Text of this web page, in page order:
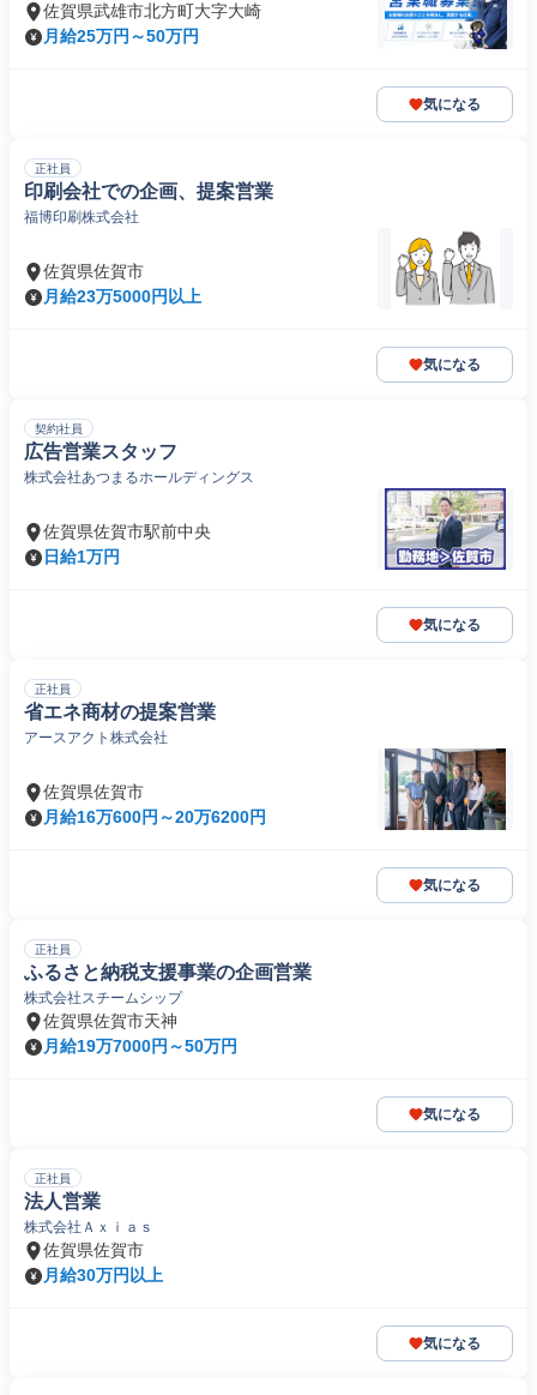
佐賀県武雄市北方町大字大崎
月給25万円～50万円
気になる
正社員
印刷会社での企画、提案営業
福博印刷株式会社
佐賀県佐賀市
月給23万5000円以上
気になる
契約社員
広告営業スタッフ
株式会社あつまるホールディングス
佐賀県佐賀市駅前中央
日給1万円
気になる
正社員
省エネ商材の提案営業
アースアクト株式会社
佐賀県佐賀市
月給16万600円～20万6200円
気になる
正社員
ふるさと納税支援事業の企画営業
株式会社スチームシップ
佐賀県佐賀市天神
月給19万7000円～50万円
気になる
正社員
法人営業
株式会社Ａｘｉａｓ
佐賀県佐賀市
月給30万円以上
気になる